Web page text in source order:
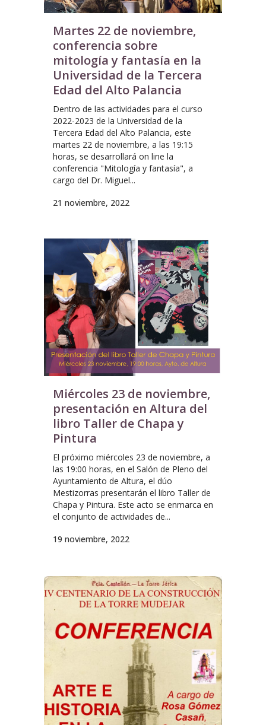
Martes 22 de noviembre,
conferencia sobre
mitología y fantasía en la
Universidad de la Tercera
Edad del Alto Palancia
Dentro de las actividades para el curso
2022-2023 de la Universidad de la
Tercera Edad del Alto Palancia, este
martes 22 de noviembre, a las 19:15
horas, se desarrollará on line la
conferencia "Mitología y fantasía", a
cargo del Dr. Miguel...
21 noviembre, 2022
Miércoles 23 de noviembre,
presentación en Altura del
libro Taller de Chapa y
Pintura
El próximo miércoles 23 de noviembre, a
las 19:00 horas, en el Salón de Pleno del
Ayuntamiento de Altura, el dúo
Mestizorras presentarán el libro Taller de
Chapa y Pintura. Este acto se enmarca en
el conjunto de actividades de...
19 noviembre, 2022